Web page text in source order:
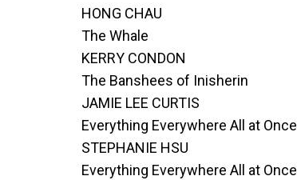
HONG CHAU
The Whale
KERRY CONDON
The Banshees of Inisherin
JAMIE LEE CURTIS
Everything Everywhere All at Once
STEPHANIE HSU
Everything Everywhere All at Once